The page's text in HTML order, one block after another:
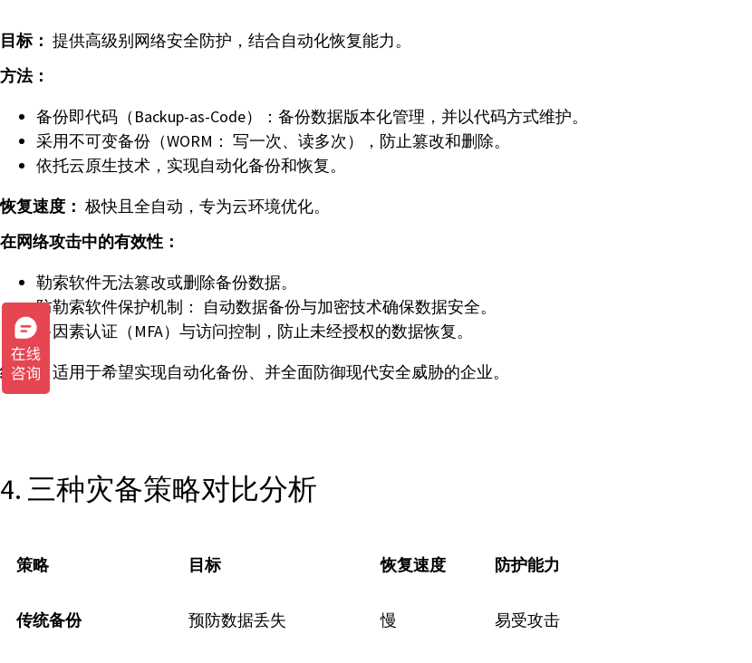
目标： 提供高级别网络安全防护，结合自动化恢复能力。
方法：
备份即代码（Backup-as-Code）：备份数据版本化管理，并以代码方式维护。
采用不可变备份（WORM： 写一次、读多次），防止篡改和删除。
依托云原生技术，实现自动化备份和恢复。
恢复速度： 极快且全自动，专为云环境优化。
在网络攻击中的有效性：
勒索软件无法篡改或删除备份数据。
防勒索软件保护机制： 自动数据备份与加密技术确保数据安全。
多因素认证（MFA）与访问控制，防止未经授权的数据恢复。
结论： 适用于希望实现自动化备份、并全面防御现代安全威胁的企业。
4. 三种灾备策略对比分析
策略 目标 恢复速度 防护能力
传统备份 预防数据丢失 慢 易受攻击